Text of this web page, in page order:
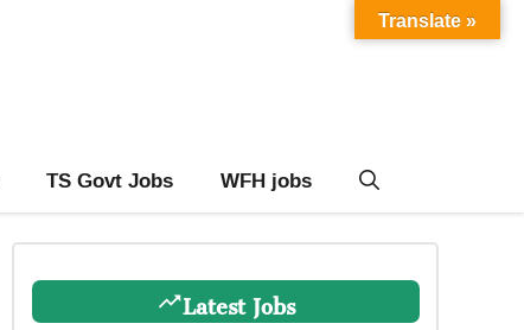
TS Govt Jobs WFH jobs
Latest Jobs
Translate »